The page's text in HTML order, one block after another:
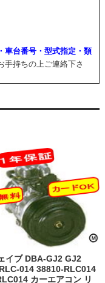
車台番号・型式指定・類
手持ちの上ご連絡下さ
イブ DBA-GJ2 GJ2
014 38810-RLC014
カーエアコン リ